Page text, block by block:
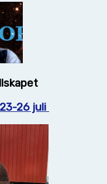
26 juli